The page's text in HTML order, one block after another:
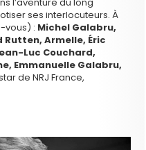
ses interlocuteurs. À
vous) : Michel Galabru,
Armelle, Éric
Luc Couchard,
Emmanuelle Galabru,
de NRJ France,